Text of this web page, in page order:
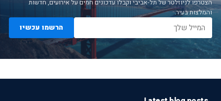
הצטרפו לניוזלטר של תל-אביבי וקבלו עדכונים חמים על אירועים, חדשות
והמלצות בעיר.
הרשמו עכשיו